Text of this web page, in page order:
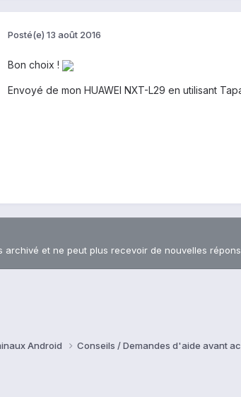
Posté(e) 13 août 2016
Bon choix !
Envoyé de mon HUAWEI NXT-L29 en utilisant
archivé et ne peut plus recevoir de nouvelles
Android Conseils / Demandes d'aide avant